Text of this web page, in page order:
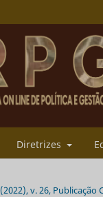
Diretrizes
(2022), v. 26, Publicação